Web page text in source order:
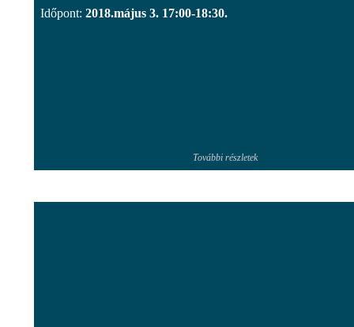
Időpont: 2018.május 3. 17:00-18:30.
További részletek